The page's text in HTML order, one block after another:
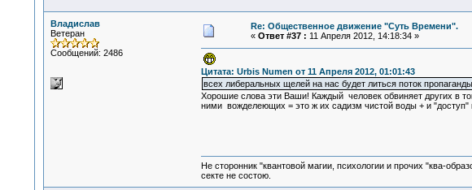
Владислав
Ветеран
Сообщений: 2486
Re: Общественное движение "Суть Времени".
« Ответ #37 : 11 Апреля 2012, 14:18:34 »
Цитата: Urbis Numen от 11 Апреля 2012, 01:01:43
всех либеральных щелей на нас будет литься поток
Хорошие слова эти Ваши! Каждый человек обвиняет других в
ними вожделеющих = это ж их садизм чистой воды + и
Не сторонник "квантовой магии, психологии и прочих "ква-
секте не состою.